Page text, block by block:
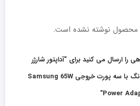
محصول نوشته نشده است.
را ارسال می کنید برای “آداپتور شارژر
سریع دیواری ۶۵W سامسونگ با سه پورت خروجی Samsung 65W
Power